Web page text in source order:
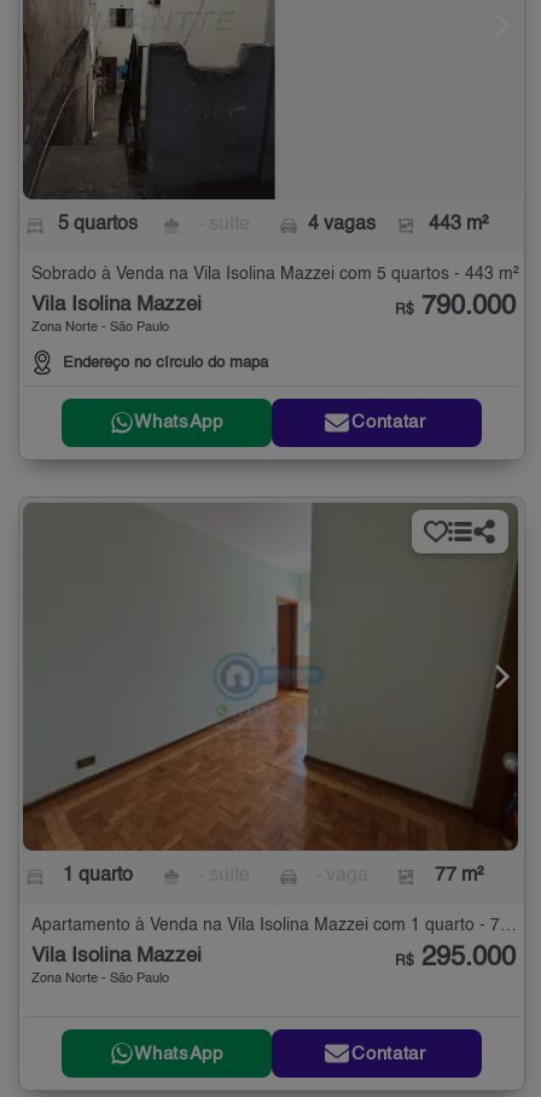
5 quartos 4 vagas 443 m²
Sobrado à Venda na Vila Isolina Mazzei com 5 quartos - 443 m²
Vila Isolina Mazzei
Zona Norte - São Paulo
Endereço no círculo do mapa
R$ 790.000
WhatsApp Contatar
1 quarto 77 m²
Apartamento à Venda na Vila Isolina Mazzei com 1 quarto - 77 m²
Vila Isolina Mazzei
Zona Norte - São Paulo
R$ 295.000
WhatsApp Contatar